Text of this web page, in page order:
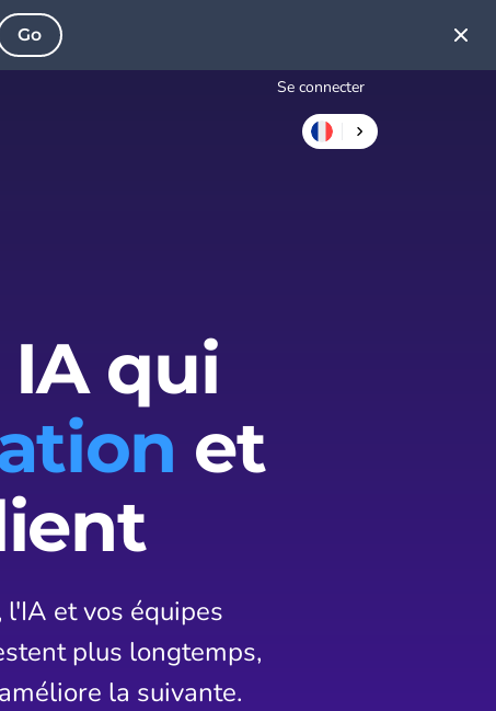
Se connecter
qui
et
et vos équipes
plus longtemps,
la suivante.
Go